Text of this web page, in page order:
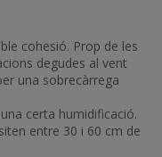
cohesió. Prop de les
degudes al vent
una sobrecàrrega
certa humidificació.
entre 30 i 60 cm de